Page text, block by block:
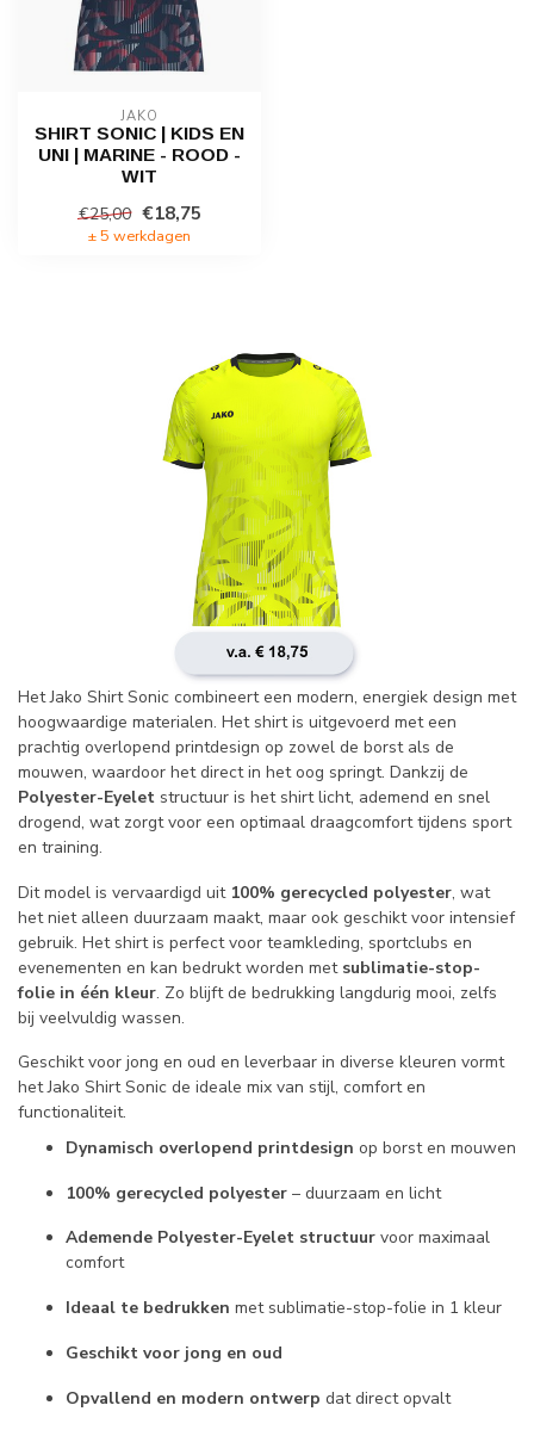
JAKO
SHIRT SONIC | KIDS EN
UNI | MARINE - ROOD -
WIT
€25,00 €18,75
± 5 werkdagen
Het Jako Shirt Sonic combineert een modern, energiek design met
hoogwaardige materialen. Het shirt is uitgevoerd met een
prachtig overlopend printdesign op zowel de borst als de
mouwen, waardoor het direct in het oog springt. Dankzij de
Polyester-Eyelet structuur is het shirt licht, ademend en snel
drogend, wat zorgt voor een optimaal draagcomfort tijdens sport
en training.
Dit model is vervaardigd uit 100% gerecycled polyester, wat
het niet alleen duurzaam maakt, maar ook geschikt voor intensief
gebruik. Het shirt is perfect voor teamkleding, sportclubs en
evenementen en kan bedrukt worden met sublimatie-stop-
folie in één kleur. Zo blijft de bedrukking langdurig mooi, zelfs
bij veelvuldig wassen.
Geschikt voor jong en oud en leverbaar in diverse kleuren vormt
het Jako Shirt Sonic de ideale mix van stijl, comfort en
functionaliteit.
Dynamisch overlopend printdesign op borst en mouwen
100% gerecycled polyester – duurzaam en licht
Ademende Polyester-Eyelet structuur voor maximaal
comfort
Ideaal te bedrukken met sublimatie-stop-folie in 1 kleur
Geschikt voor jong en oud
Opvallend en modern ontwerp dat direct opvalt